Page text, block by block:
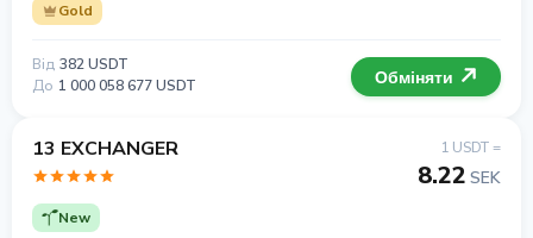
Gold
Від 382 USDT
До 1 000 058 677 USDT Обміняти
13 EXCHANGER
New
1 USDT =
8.22 SEK